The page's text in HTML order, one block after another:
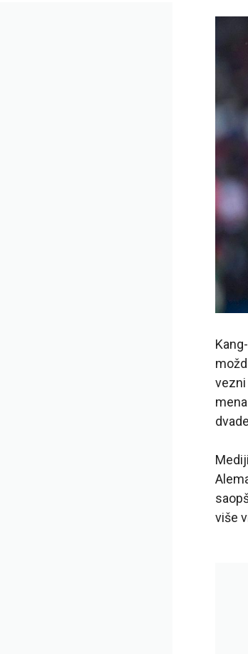
vezni
više